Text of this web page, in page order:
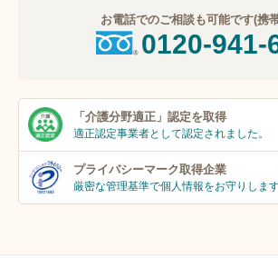
お電話でのご相談も可能です(携
0120-941-
「介護分野適正」 認定を取得
適正認定事業者として認定されました。
プライバシーマーク取得企業
厳密な管理基準で個人情報をお守りします